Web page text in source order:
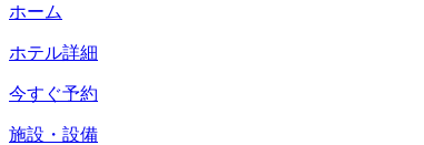
ホーム
ホテル詳細
今すぐ予約
施設・設備